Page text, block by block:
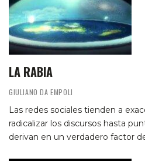
LA RABIA
GIULIANO DA EMPOLI
Las redes sociales tienden a
radicalizar los discursos hasta
derivan en un verdadero factor